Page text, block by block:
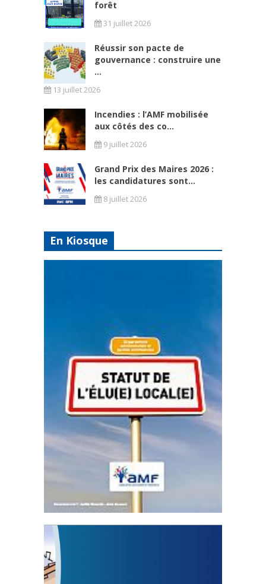
forêt
31 juillet 2026
Réussir son pacte de
gouvernance : construire une
...
13 juillet 2026
Incendies : l’AMF mobilisée
aux côtés des co...
9 juillet 2026
Grand Prix des Maires 2026 :
les candidatures sont...
8 juillet 2026
En Kiosque
Statut de l’élu local
3 avril 2024
Mise à jour avril 2024
FEUILLETER